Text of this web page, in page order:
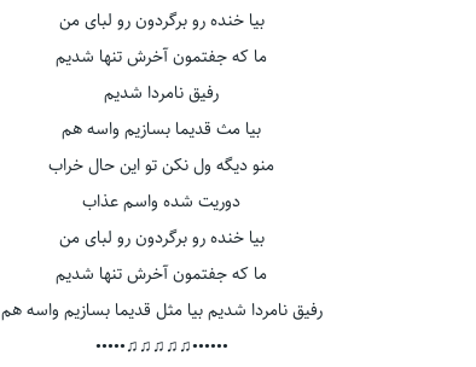
بیا خنده رو برگردون رو لبای من
ما که جفتمون آخرش تنها شدیم
رفیق نامردا شدیم
بیا مث قدیما بسازیم واسه هم
منو دیگه ول نکن تو این حال خراب
دوریت شده واسم عذاب
بیا خنده رو برگردون رو لبای من
ما که جفتمون آخرش تنها شدیم
رفیق نامردا شدیم بیا مثل قدیما بسازیم واسه هم
••••••♫♫♫♫♫•••••